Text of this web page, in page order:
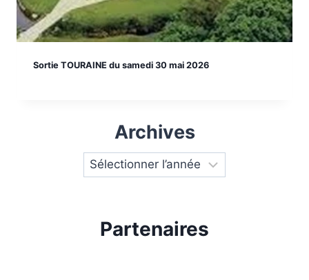
Sortie TOURAINE du samedi 30 mai 2026
Archives
Partenaires